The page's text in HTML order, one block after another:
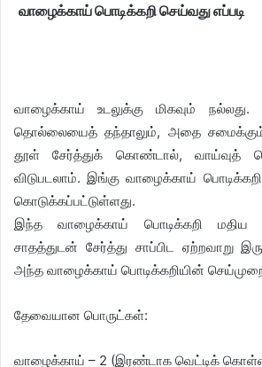
வாழைக்காய் பொடிக்கறி செய்வது எப்படி
வாழைக்காய் உடலுக்கு மிகவும்
தொல்லையைத் தந்தாலும், அதை
தூள் சேர்த்துக் கொண்டால், வாய்வுத்
விடுபடலாம். இங்கு வாழைக்காய்
கொடுக்கப்பட்டுள்ளது.
இந்த வாழைக்காய் பொடிக்கறி மதிய
சாதத்துடன் சேர்த்து சாப்பிட ஏற்றவாறு
அந்த வாழைக்காய் பொடிக்கறியின்
தேவையான பொருட்கள்:
வாழைக்காய் – 2 (இரண்டாக வெட்டிக்